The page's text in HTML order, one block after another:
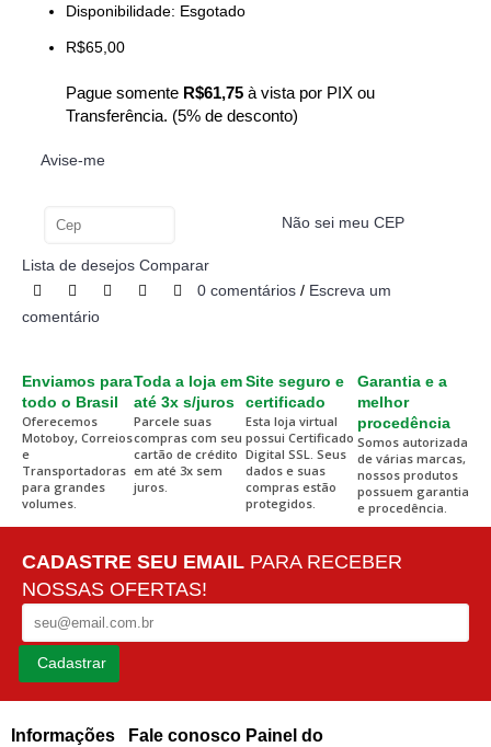
Disponibilidade: Esgotado
R$65,00
Pague somente R$61,75 à vista por PIX ou
Transferência. (5% de desconto)
Avise-me
Não sei meu CEP
Lista de desejos Comparar
0 comentários / Escreva um
comentário
Enviamos para
todo o Brasil
Oferecemos
Motoboy, Correios
e
Transportadoras
para grandes
volumes.
Toda a loja em
até 3x s/juros
Parcele suas
compras com seu
cartão de crédito
em até 3x sem
juros.
Site seguro e
certificado
Esta loja virtual
possui Certificado
Digital SSL. Seus
dados e suas
compras estão
protegidos.
Garantia e a
melhor
procedência
Somos autorizada
de várias marcas,
nossos produtos
possuem garantia
e procedência.
CADASTRE SEU EMAIL PARA RECEBER
NOSSAS OFERTAS!
Cadastrar
Informações Fale conosco Painel do